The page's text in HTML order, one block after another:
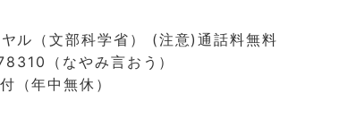
ル（文部科学省） (注意)通話料無料
（なやみ言おう）
（年中無休）